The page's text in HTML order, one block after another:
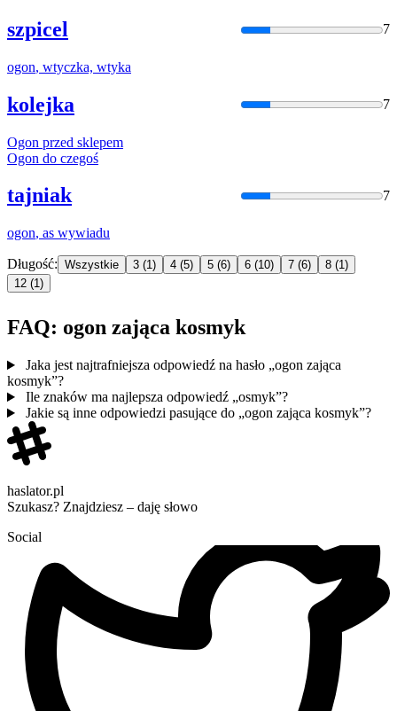
szpicel 7
ogon, wtyczka, wtyka
kolejka 7
Ogon przed sklepem
Ogon do czegoś
tajniak 7
ogon, as wywiadu
Długość: Wszystkie 3 (1) 4 (5) 5 (6) 6 (10) 7 (6) 8 (1)
12 (1)
FAQ: ogon zająca kosmyk
Jaka jest najtrafniejsza odpowiedź na hasło „ogon zająca
kosmyk”?
Ile znaków ma najlepsza odpowiedź „osmyk”?
Jakie są inne odpowiedzi pasujące do „ogon zająca kosmyk”?
haslator.pl
Szukasz? Znajdziesz – daję słowo
Social